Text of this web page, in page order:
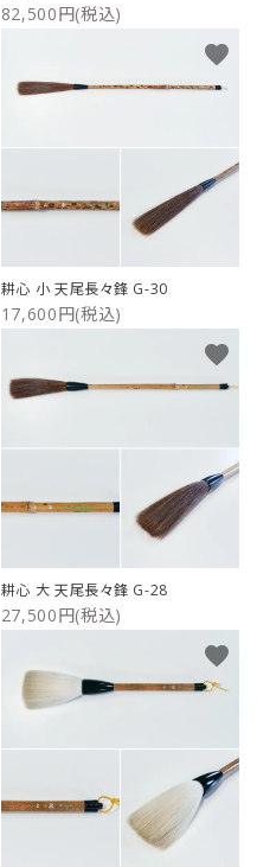
82,500円(税込)
耕心 小 天尾長々鋒 G-30
17,600円(税込)
favorite
耕心 大 天尾長々鋒 G-28
27,500円(税込)
favorite
favorite